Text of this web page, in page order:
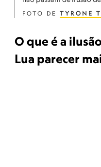
FOTO DE TYRONE
O que é a
Lua parecer